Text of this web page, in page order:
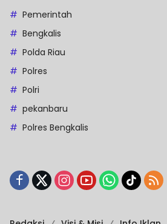
Pemerintah
Bengkalis
Polda Riau
Polres
Polri
pekanbaru
Polres Bengkalis